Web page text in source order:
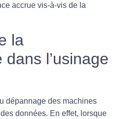
accrue vis-à-vis de la
la
l’usinage
dépannage des machines
données. En effet, lorsque